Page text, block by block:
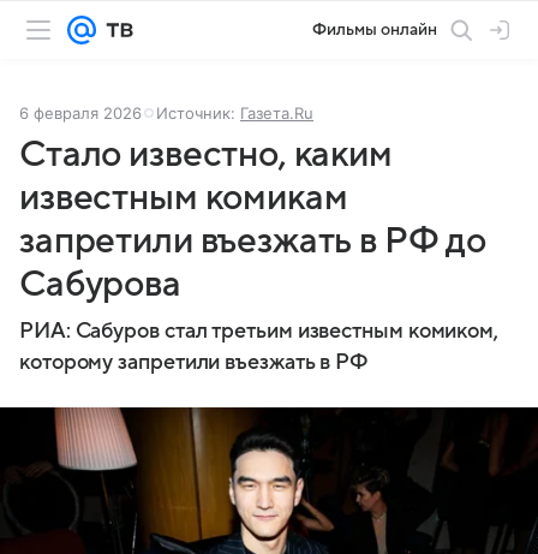
Фильмы онлайн
6 февраля 2026 Источник: Газета.Ru
Стало известно, каким
известным комикам
запретили въезжать в РФ до
Сабурова
РИА: Сабуров стал третьим известным комиком,
которому запретили въезжать в РФ